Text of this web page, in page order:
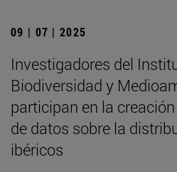
09 | 07 | 2025
Investigadores del
Biodiversidad y
participan en la
de datos sobre la
ibéricos